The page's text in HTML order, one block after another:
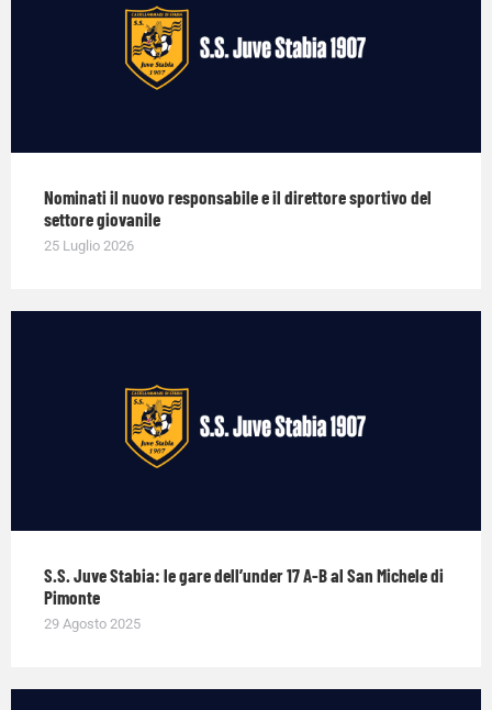
Nominati il nuovo responsabile e il direttore sportivo del
settore giovanile
25 Luglio 2026
S.S. Juve Stabia: le gare dell’under 17 A-B al San Michele di
Pimonte
29 Agosto 2025